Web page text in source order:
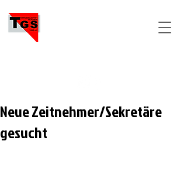
Neue Zeitnehmer/Sekretäre
gesucht